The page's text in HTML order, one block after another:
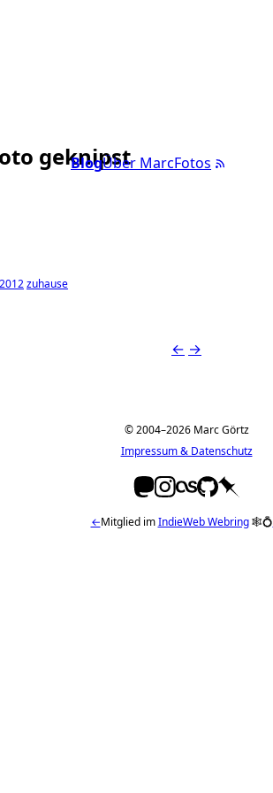
BlogÜber MarcFotos
geknipst
zuhause
← →
© 2004–2026 Marc Görtz
Impressum & Datenschutz
←Mitglied imIndieWeb Webring🕸💍